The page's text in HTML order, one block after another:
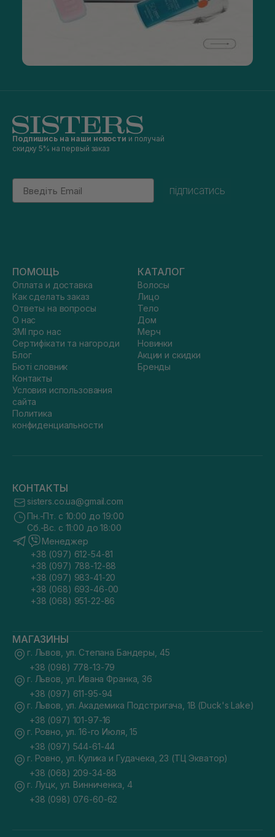
Подпишись на наши новости и получай
скидку 5% на первый заказ
Email
підписатись
ПОМОЩЬ
Оплата и доставка
Как сделать заказ
Ответы на вопросы
О нас
ЗМІ про нас
Сертифікати та нагороди
Блог
Бюті словник
Контакты
Условия использования
сайта
Политика
конфиденциальности
КАТАЛОГ
Волосы
Лицо
Тело
Дом
Мерч
Новинки
Акции и скидки
Бренды
КОНТАКТЫ
sisters.co.ua@gmail.com
Пн.-Пт. с 10:00 до 19:00
Сб.-Вс. с 11:00 до 18:00
Менеджер
+38 (097) 612-54-81
+38 (097) 788-12-88
+38 (097) 983-41-20
+38 (068) 693-46-00
+38 (068) 951-22-86
МАГАЗИНЫ
г. Львов, ул. Степана Бандеры, 45
+38 (098) 778-13-79
г. Львов, ул. Ивана Франка, 36
+38 (097) 611-95-94
г. Львов, ул. Академика Подстригача, 1В (Duck's Lake)
+38 (097) 101-97-16
г. Ровно, ул. 16-го Июля, 15
+38 (097) 544-61-44
г. Ровно, ул. Кулика и Гудачека, 23 (ТЦ Экватор)
+38 (068) 209-34-88
г. Луцк, ул. Винниченка, 4
+38 (098) 076-60-62